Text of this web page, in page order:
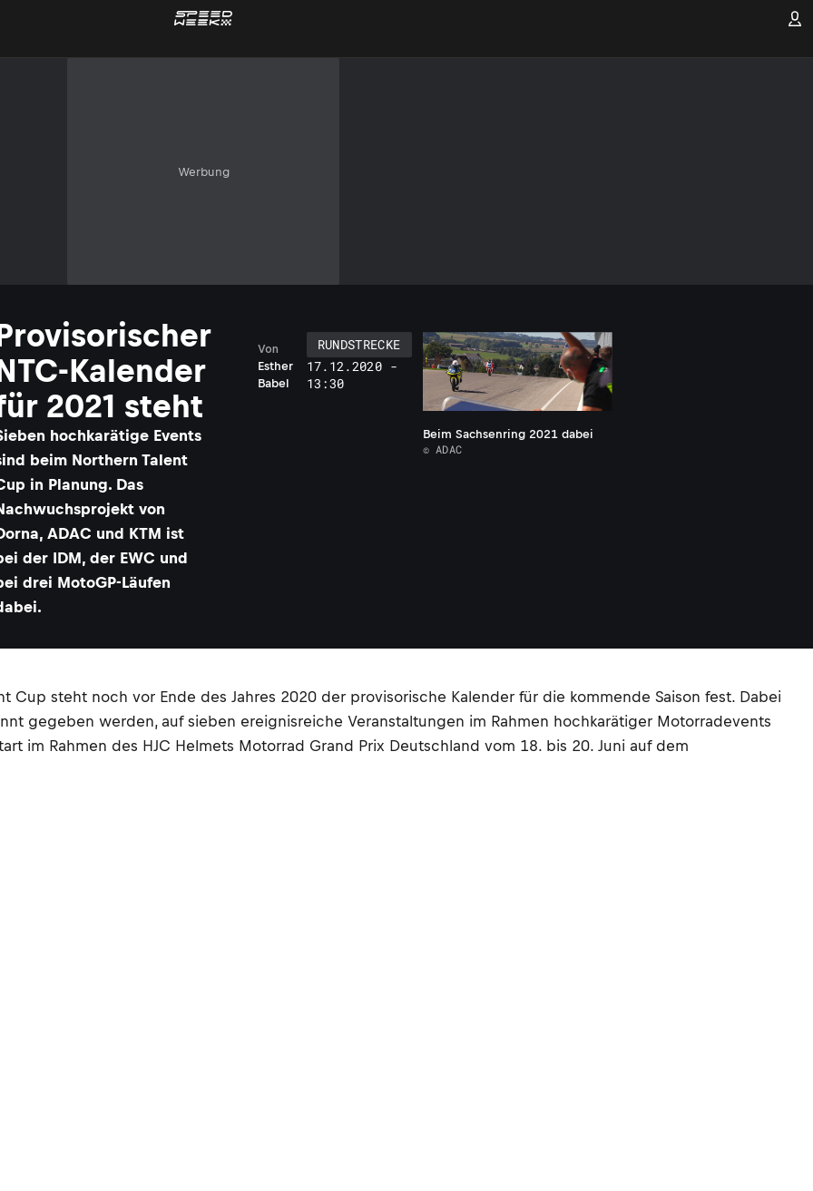
Werbung
Kalender
2021 steht
hochkarätige Events
beim Northern Talent
in Planung. Das
von
ADAC und KTM ist
der IDM, der EWC und
drei MotoGP-Läufen
Esther
Babel
Von
RUNDSTRECKE
17.12.2020 -
13:30
Beim Sachsenring 2021 dabei
© ADAC
Cup steht noch vor Ende des Jahres 2020 der provisorische Kalender für die kommende Saison fest. Dabei
gegeben werden, auf sieben ereignisreiche Veranstaltungen im Rahmen hochkarätiger Motorradevents
im Rahmen des HJC Helmets Motorrad Grand Prix Deutschland vom 18. bis 20. Juni auf dem